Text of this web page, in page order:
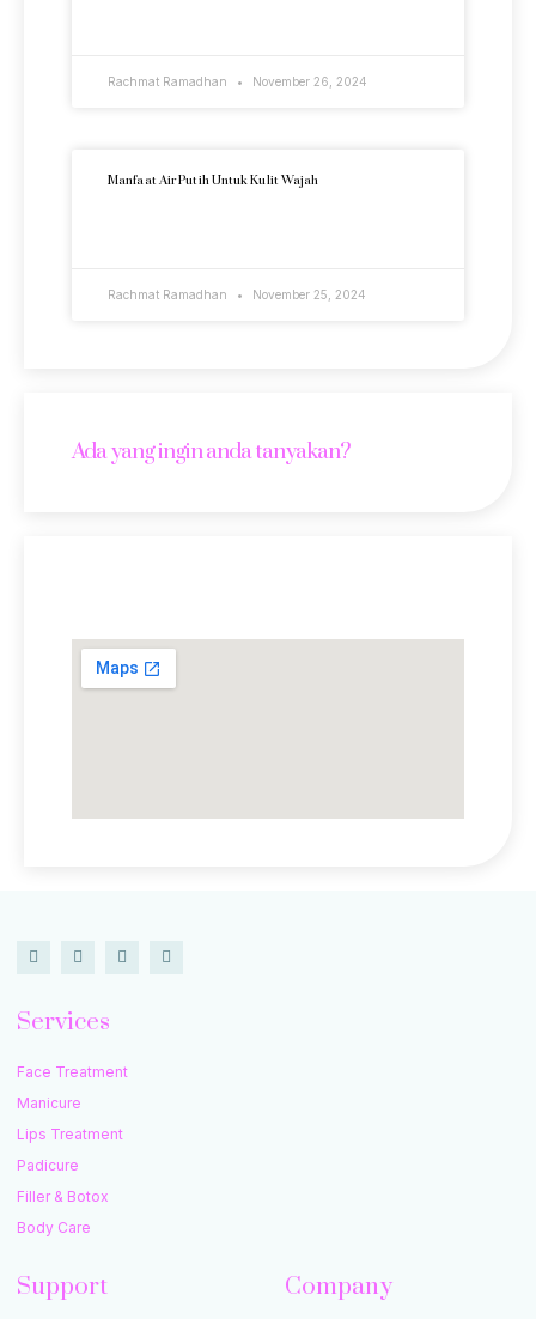
Rachmat Ramadhan November 26, 2024
Manfaat Air Putih Untuk Kulit Wajah
Rachmat Ramadhan November 25, 2024
Ada yang ingin anda tanyakan?
Services
Face Treatment
Manicure
Lips Treatment
Padicure
Filler & Botox
Body Care
Support Company